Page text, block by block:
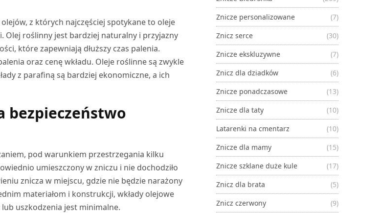
z których najczęściej spotykane to oleje
roślinny jest bardziej naturalny i przyjazny
które zapewniają dłuższy czas palenia.
oraz cenę wkładu. Oleje roślinne są zwykle
z parafiną są bardziej ekonomiczne, a ich
bezpieczeństwo
pod warunkiem przestrzegania kilku
umieszczony w zniczu i nie dochodziło
znicza w miejscu, gdzie nie będzie narażony
materiałom i konstrukcji, wkłady olejowe
uszkodzenia jest minimalne.
Znicze personalizowane
(7)
Znicz serce
(30)
Znicze ekskluzywne
(7)
Znicz dla dziadków
(6)
Znicze ponadczasowe
(13)
Znicze dla taty
(10)
Latarenki na cmentarz
(10)
Znicze dla mamy
(15)
Znicze szklane duże kule
(17)
Znicz dla brata
(5)
Znicz czerwony
(9)